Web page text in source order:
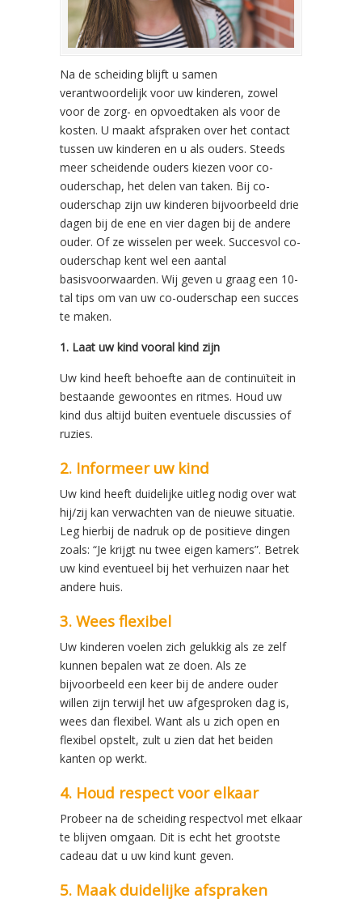
Na de scheiding blijft u samen
verantwoordelijk voor uw kinderen, zowel
voor de zorg- en opvoedtaken als voor de
kosten. U maakt afspraken over het contact
tussen uw kinderen en u als ouders. Steeds
meer scheidende ouders kiezen voor co-
ouderschap, het delen van taken. Bij co-
ouderschap zijn uw kinderen bijvoorbeeld drie
dagen bij de ene en vier dagen bij de andere
ouder. Of ze wisselen per week. Succesvol co-
ouderschap kent wel een aantal
basisvoorwaarden. Wij geven u graag een 10-
tal tips om van uw co-ouderschap een succes
te maken.
1. Laat uw kind vooral kind zijn
Uw kind heeft behoefte aan de continuïteit in
bestaande gewoontes en ritmes. Houd uw
kind dus altijd buiten eventuele discussies of
ruzies.
2. Informeer uw kind
Uw kind heeft duidelijke uitleg nodig over wat
hij/zij kan verwachten van de nieuwe situatie.
Leg hierbij de nadruk op de positieve dingen
zoals: “Je krijgt nu twee eigen kamers”. Betrek
uw kind eventueel bij het verhuizen naar het
andere huis.
3. Wees flexibel
Uw kinderen voelen zich gelukkig als ze zelf
kunnen bepalen wat ze doen. Als ze
bijvoorbeeld een keer bij de andere ouder
willen zijn terwijl het uw afgesproken dag is,
wees dan flexibel. Want als u zich open en
flexibel opstelt, zult u zien dat het beiden
kanten op werkt.
4. Houd respect voor elkaar
Probeer na de scheiding respectvol met elkaar
te blijven omgaan. Dit is echt het grootste
cadeau dat u uw kind kunt geven.
5. Maak duidelijke afspraken